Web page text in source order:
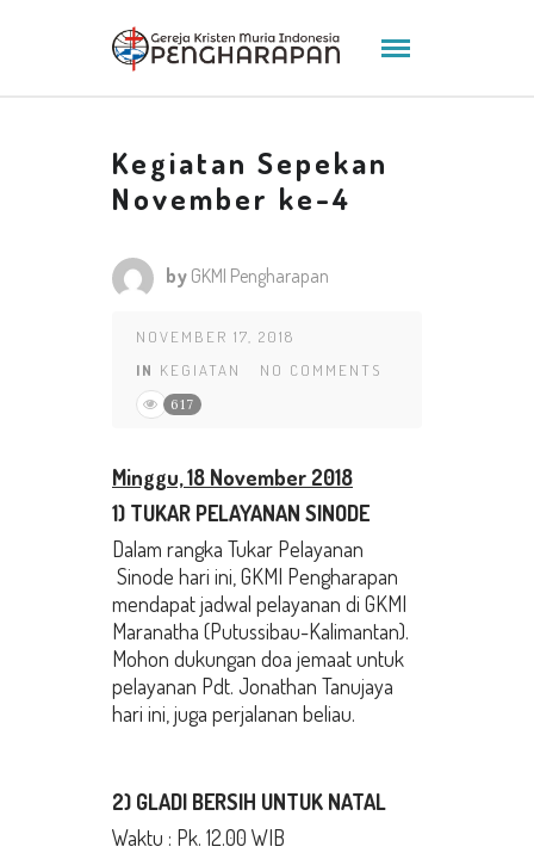
Kegiatan Sepekan
November ke-4
by GKMI Pengharapan
NOVEMBER 17, 2018
IN KEGIATAN NO COMMENTS
617
Minggu,18 November 2018
1) TUKAR PELAYANAN SINODE
Dalam rangka Tukar Pelayanan
Sinode hari ini, GKMI Pengharapan
mendapat jadwal pelayanan di GKMI
Maranatha (Putussibau-Kalimantan).
Mohon dukungan doa jemaat untuk
pelayanan Pdt. Jonathan Tanujaya
hari ini, juga perjalanan beliau.
2) GLADI BERSIH UNTUK NATAL
Waktu : Pk. 12.00 WIB